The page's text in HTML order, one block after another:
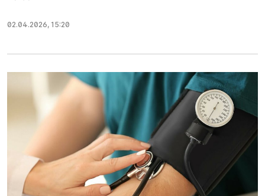
02.04.2026, 15:20